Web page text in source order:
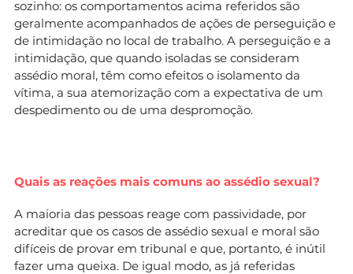
sozinho: os comportamentos acima referidos são
geralmente acompanhados de ações de perseguição e
de intimidação no local de trabalho. A perseguição e a
intimidação, que quando isoladas se consideram
assédio moral, têm como efeitos o isolamento da
vítima, a sua atemorização com a expectativa de um
despedimento ou de uma despromoção.
Quais as reações mais comuns ao assédio sexual?
A maioria das pessoas reage com passividade, por
acreditar que os casos de assédio sexual e moral são
difíceis de provar em tribunal e que, portanto, é inútil
fazer uma queixa. De igual modo, as já referidas